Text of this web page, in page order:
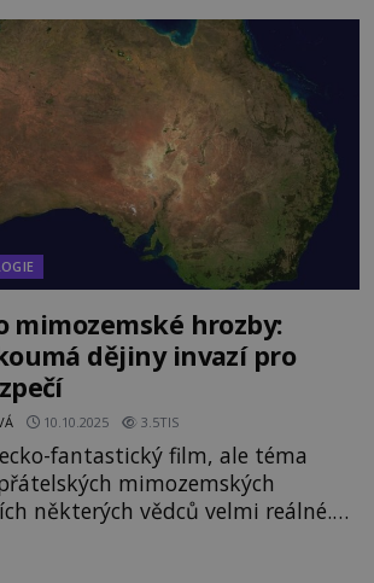
dosud neobjevená tajemná
tyto myšlenky jen výplodem naší
mimozemské hrozby:
dějiny invazí pro
10.10.2025 3.5TIS
fantastický film, ale téma
mimozemských
některých vědců velmi reálné.
chystá aktivně vysílat vzkazy do
astronom Alberto Caballero